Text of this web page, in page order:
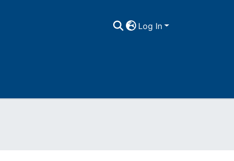
Log In